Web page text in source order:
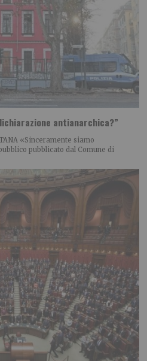
antianarchica?”
«Sinceramente siamo
pubblicato dal Comune di